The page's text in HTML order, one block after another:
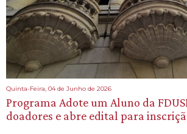
Quinta-Feira, 04 de Junho de 2026
Programa Adote um Aluno da
doadores e abre edital para